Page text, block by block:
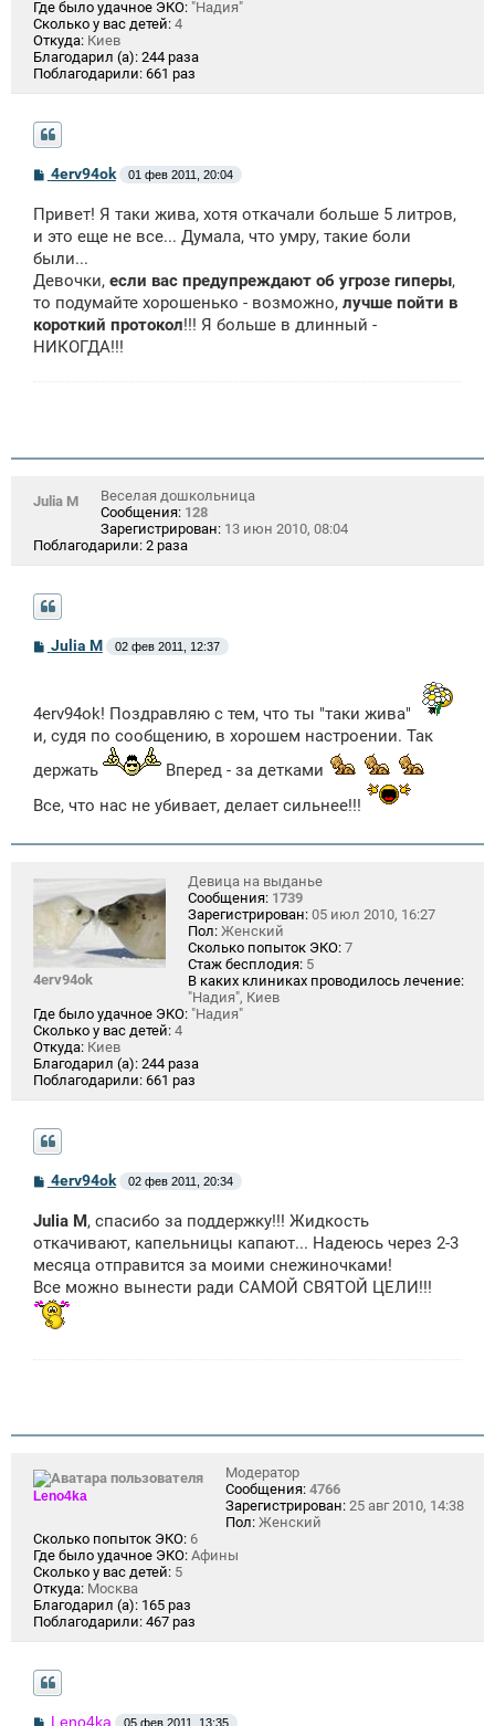
Где было удачное ЭКО: "Надия"
Сколько у вас детей: 4
Откуда: Киев
Благодарил (а): 244 раза
Поблагодарили: 661 раз
С
о
б
щ
н
и
4erv94ok 01 фев 2011, 20:04
Привет! Я таки жива, хотя откачали больше 5 литров,
и это еще не все... Думала, что умру, такие боли
были...
Девочки, если вас предупреждают об угрозе гиперы,
то подумайте хорошенько - возможно, лучше пойти в
короткий протокол!!! Я больше в длинный -
НИКОГДА!!!
Julia M
Веселая дошкольница
Сообщения: 128
Зарегистрирован: 13 июн 2010, 08:04
Поблагодарили: 2 раза
о
е
н
е
Julia M 02 фев 2011, 12:37
4erv94ok! Поздравляю с тем, что ты "таки жива"
и, судя по сообщению, в хорошем настроении. Так
держать
Вперед - за детками
Все, что нас не убивает, делает сильнее!!!
4erv94ok
Девица на выданье
Сообщения: 1739
Зарегистрирован: 05 июл 2010, 16:27
Пол: Женский
Сколько попыток ЭКО: 7
Стаж бесплодия: 5
В каких клиниках проводилось лечение:
"Надия", Киев
Где было удачное ЭКО: "Надия"
Сколько у вас детей: 4
Откуда: Киев
Благодарил (а): 244 раза
Поблагодарили: 661 раз
С
о
б
щ
н
и
е
4erv94ok 02 фев 2011, 20:34
Julia M, спасибо за поддержку!!! Жидкость
откачивают, капельницы капают... Надеюсь через 2-3
месяца отправится за моими снежиночками!
Все можно вынести ради САМОЙ СВЯТОЙ ЦЕЛИ!!!
Leno4ka
Модератор
Сообщения: 4766
Зарегистрирован: 25 авг 2010, 14:38
Пол: Женский
Сколько попыток ЭКО: 6
Где было удачное ЭКО: Афины
Сколько у вас детей: 5
Откуда: Москва
Благодарил (а): 165 раз
Поблагодарили: 467 раз
СLeno4ka 05 фев 2011, 13:35